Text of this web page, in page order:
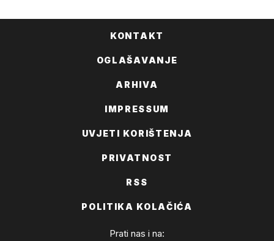
KONTAKT
OGLAŠAVANJE
ARHIVA
IMPRESSUM
UVJETI KORIŠTENJA
PRIVATNOST
RSS
POLITIKA KOLAČIĆA
Prati nas i na: